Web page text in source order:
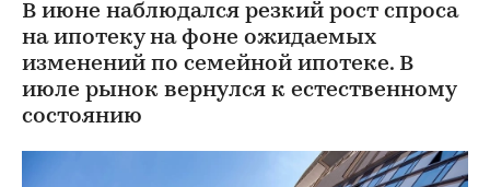
В июне наблюдался резкий рост спроса
на ипотеку на фоне ожидаемых
изменений по семейной ипотеке. В
июле рынок вернулся к естественному
состоянию